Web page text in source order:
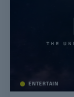
ENTERTAIN